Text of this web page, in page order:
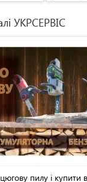
УКРСЕРВІС
пилу і купити